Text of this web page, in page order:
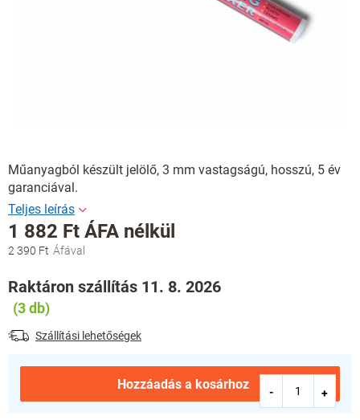
Műanyagból készült jelölő, 3 mm vastagságú, hosszú, 5 év
garanciával.
2 390 Ft
1 882 Ft ÁFA nélkül
Egységár:
Raktáron szállítás 11. 8. 2026
(3 db)
Szállítási lehetőségek
Hozzáadás a kosárhoz